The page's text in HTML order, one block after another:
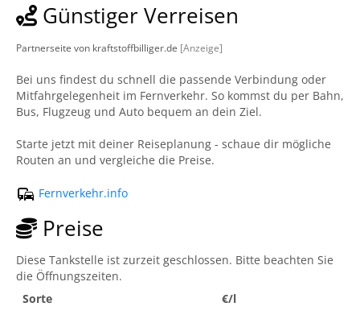
Günstiger Verreisen
Partnerseite von kraftstoffbilliger.de [Anzeige]
Bei uns findest du schnell die passende Verbindung oder
Mitfahrgelegenheit im Fernverkehr. So kommst du per Bahn,
Bus, Flugzeug und Auto bequem an dein Ziel.
Starte jetzt mit deiner Reiseplanung - schaue dir mögliche
Routen an und vergleiche die Preise.
Fernverkehr.info
Preise
Diese Tankstelle ist zurzeit geschlossen. Bitte beachten Sie
die Öffnungszeiten.
Sorte
€/l